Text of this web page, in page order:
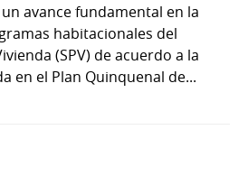
avance fundamental en la
habitacionales del
(SPV) de acuerdo a la
en el Plan Quinquenal de...